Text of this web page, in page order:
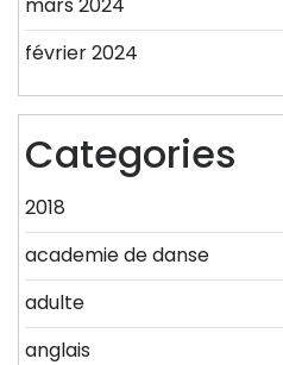
février 2024
Categories
2018
academie de danse
adulte
anglais